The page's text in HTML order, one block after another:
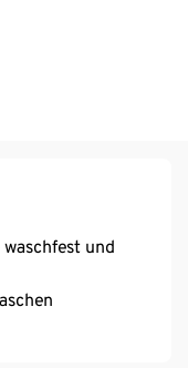
und